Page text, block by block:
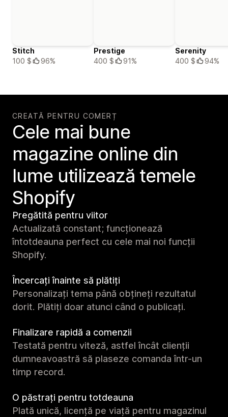
Stitch
100 $
96%
Prestige
400 $
91%
Serenity
400 $
94%
CREATĂ PENTRU COMERȚ
Cele mai bune
magazine online din
lume utilizează temele
Shopify
Pregătită pentru viitor
Actualizată constant; funcționează
întotdeauna perfect cu cele mai noi funcții
Shopify.
Încercați înainte să plătiți
Personalizați tema până obțineți rezultatul
dorit. Plătiți doar atunci când o publicați.
Finalizare rapidă a comenzii
Testată pentru viteză, astfel încât clienții
dumneavoastră să plaseze comanda într-un
timp record.
O păstrați pentru totdeauna
Plată unică, licență pe viață pentru magazinul